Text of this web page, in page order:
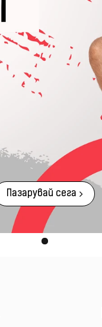
Пазарувай сега